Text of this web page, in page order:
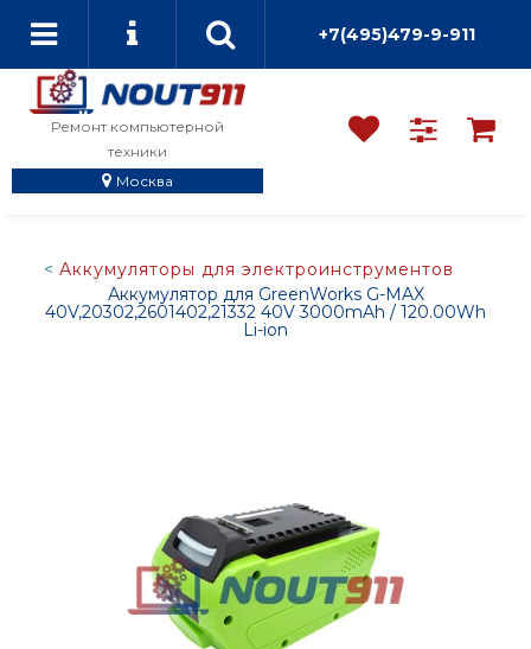
+7(495)479-9-911
Ремонт компьютерной
техники
Москва
Аккумуляторы для электроинструментов
Аккумулятор для GreenWorks G-MAX
40V,20302,2601402,21332 40V 3000mAh / 120.00Wh
Li-ion